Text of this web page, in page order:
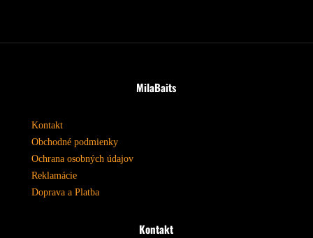
MilaBaits
Kontakt
Obchodné podmienky
Ochrana osobných údajov
Reklamácie
Doprava a Platba
Kontakt